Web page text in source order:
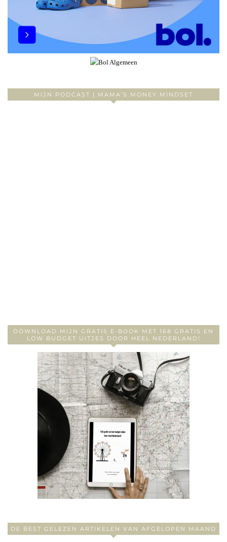
MIJN PODCAST | MAMA’S MONEY MINDSET
DOWNLOAD MIJN GRATIS E-BOOK MET 168 GRATIS EN
LOW BUDGET UITJES DOOR HEEL NEDERLAND!
DE BEST GELEZEN ARTIKELEN VAN AFGELOPEN MAAND